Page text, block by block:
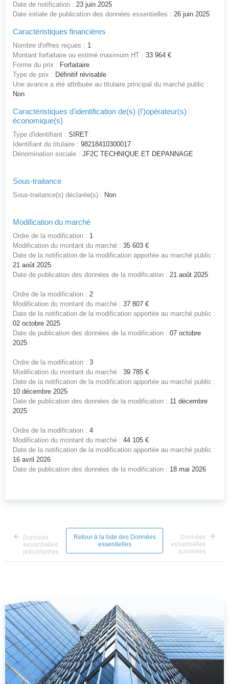
Date de notification : 23 juin 2025
Date initiale de publication des données essentielles : 26 juin 2025
Caractéristiques financières
Nombre d'offres reçues : 1
Montant forfaitaire ou estimé maximum HT : 33 964 €
Forme du prix : Forfaitaire
Type de prix : Définitif révisable
Une avance a été attribuée au titulaire principal du marché public :
Non
Caractéristiques d'identification de(s) (l')opérateur(s)
économique(s)
Type d'identifiant : SIRET
Identifiant du titulaire : 98218410300017
Dénomination sociale : JF2C TECHNIQUE ET DEPANNAGE
Sous-traitance
Sous-traitance(s) déclarée(s) : Non
Modification du marché
Ordre de la modification : 1
Modification du montant du marché : 35 603 €
Date de la notification de la modification apportée au marché public :
21 août 2025
Date de publication des données de la modification : 21 août 2025
Ordre de la modification : 2
Modification du montant du marché : 37 807 €
Date de la notification de la modification apportée au marché public :
02 octobre 2025
Date de publication des données de la modification : 07 octobre
2025
Ordre de la modification : 3
Modification du montant du marché : 39 785 €
Date de la notification de la modification apportée au marché public :
10 décembre 2025
Date de publication des données de la modification : 11 décembre
2025
Ordre de la modification : 4
Modification du montant du marché : 44 105 €
Date de la notification de la modification apportée au marché public :
16 avril 2026
Date de publication des données de la modification : 18 mai 2026
Données
essentielles
précédentes
Retour à la liste des Données
essentielles
Données
essentielles
suivantes